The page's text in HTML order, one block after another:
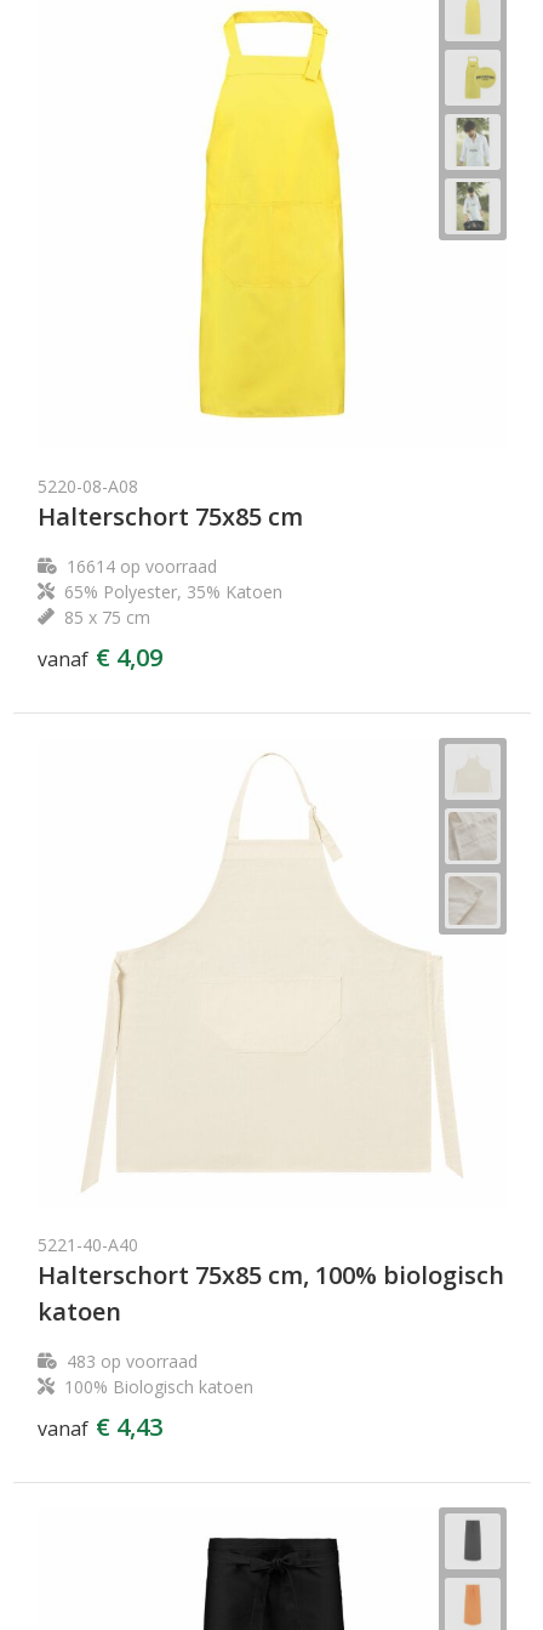
5220-08-A08
Halterschort 75x85 cm
16614op voorraad
65% Polyester, 35% Katoen
85 x 75 cm
vanaf € 4,09
5221-40-A40
Halterschort 75x85 cm, 100% biologisch
katoen
483 op voorraad
100% Biologisch katoen
vanaf € 4,43